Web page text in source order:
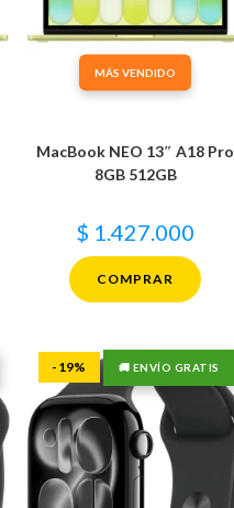
MÁS VENDIDO
MacBook NEO 13″ A18 Pro
8GB 512GB
$ 1.427.000
COMPRAR
🚚 ENVÍO GRATIS
-19%